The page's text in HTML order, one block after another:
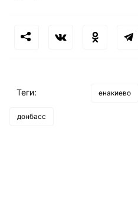
Теги: енакиево
донбасс